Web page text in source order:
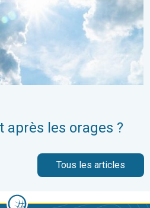
après les orages ?
Tous les articles